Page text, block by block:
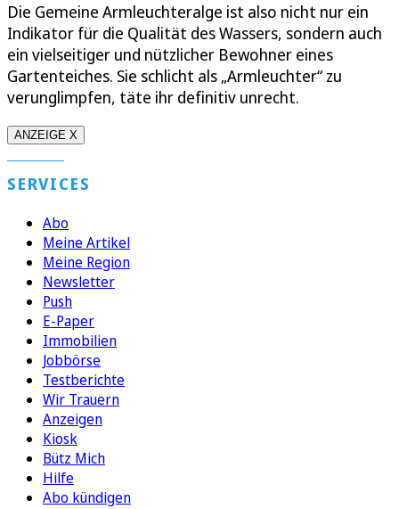
Die Gemeine Armleuchteralge ist also nicht nur ein
Indikator für die Qualität des Wassers, sondern auch
ein vielseitiger und nützlicher Bewohner eines
Gartenteiches. Sie schlicht als „Armleuchter“ zu
verunglimpfen, täte ihr definitiv unrecht.
ANZEIGE X
SERVICES
Abo
Meine Artikel
Meine Region
Newsletter
Push
E-Paper
Immobilien
Jobbörse
Testberichte
Wir Trauern
Anzeigen
Kiosk
Bütz Mich
Hilfe
Abo kündigen